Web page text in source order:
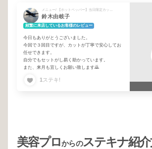
鈴木由岐子
頻繁に来店しているお客様のレビュー
今日もありがとうございました。
今回で３回目ですが、カットが丁寧で安心してお
任せできます。
自分でもセットがし易く助かっています。
また、来月も宜しくお願い致します🙇
1 ステキ!
美容プロからのステキナ紹